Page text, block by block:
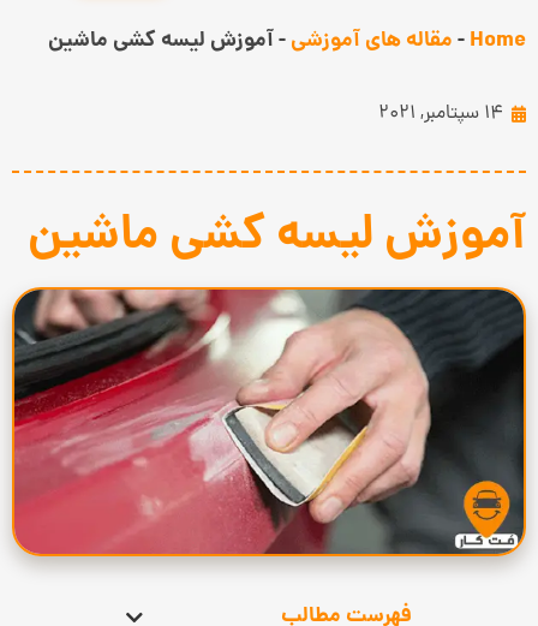
Home
-مقاله های آموزشی-آموزش لیسه کشی ماشین
14 سپتامبر, 2021
آموزش لیسه کشی ماشین
فهرست مطالب